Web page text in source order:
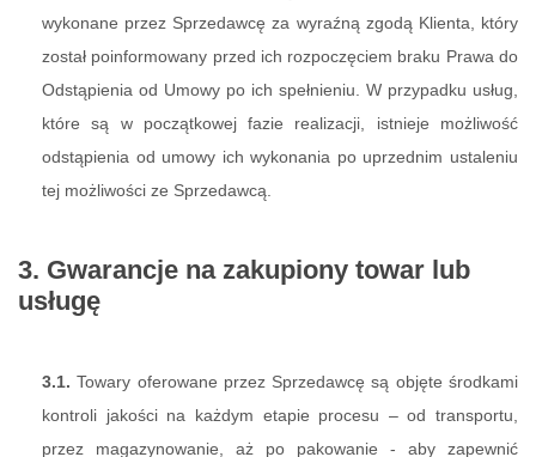
wykonane przez Sprzedawcę za wyraźną zgodą Klienta, który
został poinformowany przed ich rozpoczęciem braku Prawa do
Odstąpienia od Umowy po ich spełnieniu. W przypadku usług,
które są w początkowej fazie realizacji, istnieje możliwość
odstąpienia od umowy ich wykonania po uprzednim ustaleniu
tej możliwości ze Sprzedawcą.
3. Gwarancje na zakupiony towar lub
usługę
3.1. Towary oferowane przez Sprzedawcę są objęte środkami
kontroli jakości na każdym etapie procesu – od transportu,
przez magazynowanie, aż po pakowanie - aby zapewnić